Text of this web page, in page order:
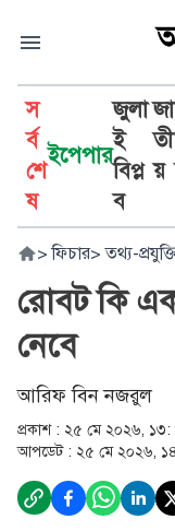
স
র্ব
শে
ষ
ইপেপার
জুলা
ই
বিপ্ল
ব
জা
তী
য়
> ফিচার> তথ্য-
রোবট কি
নেবে
আরিফ বিন নজরুল
প্রকাশ : ২৫ মে ২০২৬,
আপডেট : ২৫ মে ২০২৬,